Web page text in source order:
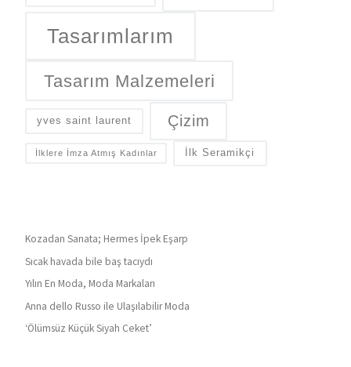
Tasarımlarım
Tasarım Malzemeleri
yves saint laurent Çizim
İlklere İmza Atmış Kadınlar İlk Seramikçi
Kozadan Sanata; Hermes İpek Eşarp
Sıcak havada bile baş tacıydı
Yılın En Moda, Moda Markaları
Anna dello Russo ile Ulaşılabilir Moda
‘Ölümsüz Küçük Siyah Ceket’